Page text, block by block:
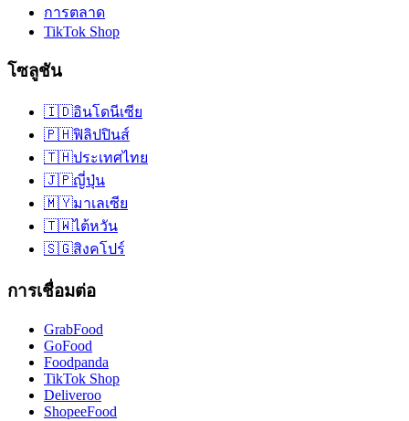
การตลาด
TikTok Shop
โซลูชัน
🇮🇩อินโดนีเซีย
🇵🇭ฟิลิปปินส์
🇹🇭ประเทศไทย
🇯🇵ญี่ปุ่น
🇲🇾มาเลเซีย
🇹🇼ไต้หวัน
🇸🇬สิงคโปร์
การเชื่อมต่อ
GrabFood
GoFood
Foodpanda
TikTok Shop
Deliveroo
ShopeeFood